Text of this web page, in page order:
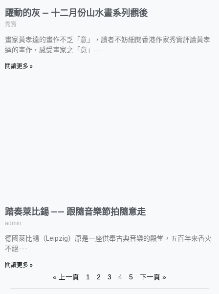
躍動的灰 — 十二月份山水畫系列觀後
秀實
畫家黃孝逵的畫作不乏「意」，讀者不妨細閱香港作家秀實評論黃孝
逵的畫作，感受畫家之「意」‧‧‧‧‧‧
閱讀更多 »
踏奏萊比鍚 —— 跟隨音樂節拍隨意走
admin
德國萊比錫（Leipzig）原是一座供奉古典音樂的殿堂，五百年來香火
不絕‧‧‧‧‧‧
閱讀更多 »
« 上一頁 1 2 3 4 5 下一頁 »